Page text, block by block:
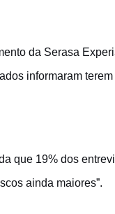
da Serasa
informaram
que 19% dos
ainda maiores”.